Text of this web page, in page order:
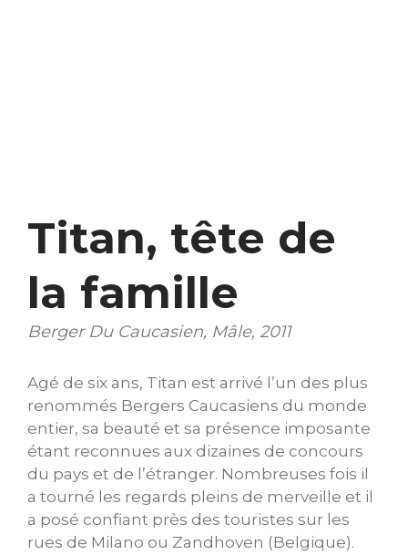
Titan, tête de
la famille
Berger Du Caucasien, Mâle, 2011
Agé de six ans, Titan est arrivé l’un des plus
renommés Bergers Caucasiens du monde
entier, sa beauté et sa présence imposante
étant reconnues aux dizaines de concours
du pays et de l’étranger. Nombreuses fois il
a tourné les regards pleins de merveille et il
a posé confiant près des touristes sur les
rues de Milano ou Zandhoven (Belgique).